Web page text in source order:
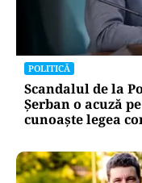
POLITICĂ
Scandalul de la
Șerban o acuză
cunoaște legea